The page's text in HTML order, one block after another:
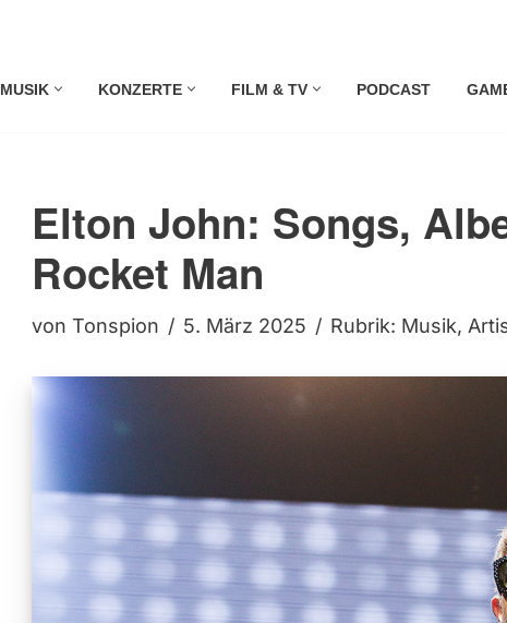
MUSIK KONZERTE FILM & TV PODCAST
Elton John: Songs,
Rocket Man
vonTonspion 5. März 2025 Rubrik: Musik,